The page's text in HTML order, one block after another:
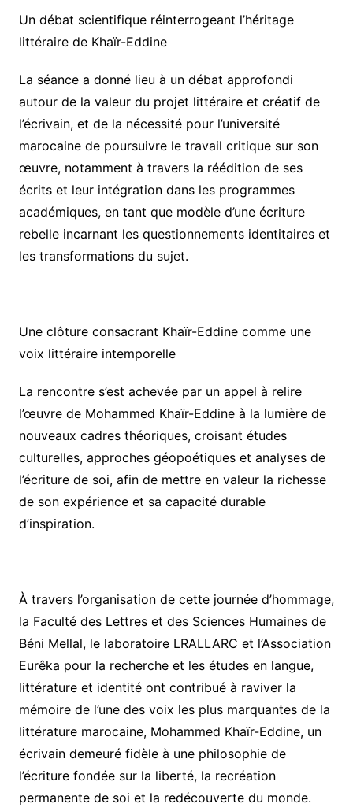
Un débat scientifique réinterrogeant l’héritage
littéraire de Khaïr-Eddine
La séance a donné lieu à un débat approfondi
autour de la valeur du projet littéraire et créatif de
l’écrivain, et de la nécessité pour l’université
marocaine de poursuivre le travail critique sur son
œuvre, notamment à travers la réédition de ses
écrits et leur intégration dans les programmes
académiques, en tant que modèle d’une écriture
rebelle incarnant les questionnements identitaires et
les transformations du sujet.
Une clôture consacrant Khaïr-Eddine comme une
voix littéraire intemporelle
La rencontre s’est achevée par un appel à relire
l’œuvre de Mohammed Khaïr-Eddine à la lumière de
nouveaux cadres théoriques, croisant études
culturelles, approches géopoétiques et analyses de
l’écriture de soi, afin de mettre en valeur la richesse
de son expérience et sa capacité durable
d’inspiration.
À travers l’organisation de cette journée d’hommage,
la Faculté des Lettres et des Sciences Humaines de
Béni Mellal, le laboratoire LRALLARC et l’Association
Eurêka pour la recherche et les études en langue,
littérature et identité ont contribué à raviver la
mémoire de l’une des voix les plus marquantes de la
littérature marocaine, Mohammed Khaïr-Eddine, un
écrivain demeuré fidèle à une philosophie de
l’écriture fondée sur la liberté, la recréation
permanente de soi et la redécouverte du monde.